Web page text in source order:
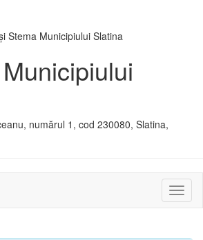
numărul 1, cod 230080, Slatina,
sau